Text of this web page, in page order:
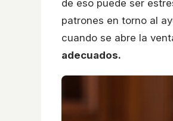
de eso puede ser
patrones en torno al
cuando se abre la
adecuados.